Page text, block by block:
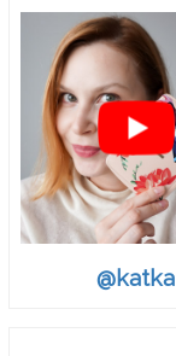
@katka